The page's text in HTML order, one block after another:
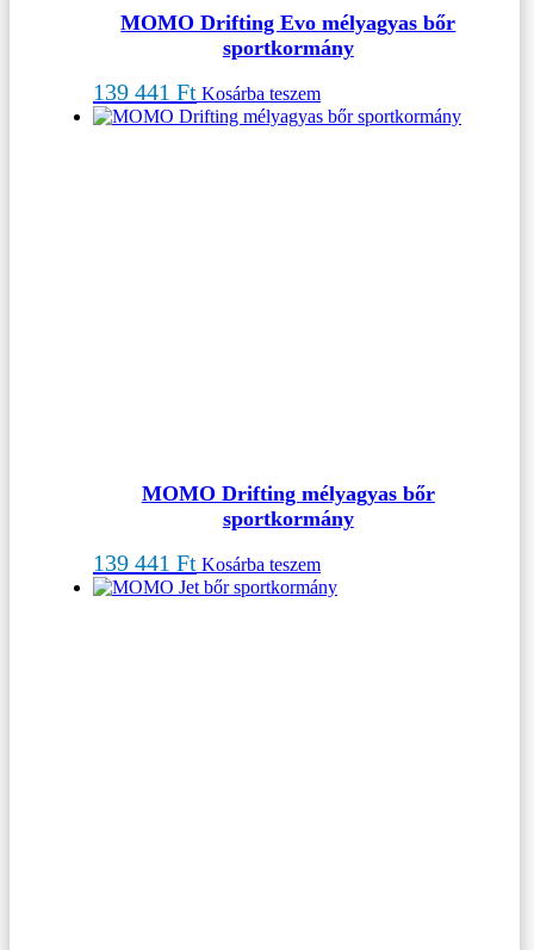
MOMO Drifting Evo mélyagyas bőr
sportkormány
139 441 Ft Kosárba teszem
MOMO Drifting mélyagyas bőr
sportkormány
139 441 Ft Kosárba teszem